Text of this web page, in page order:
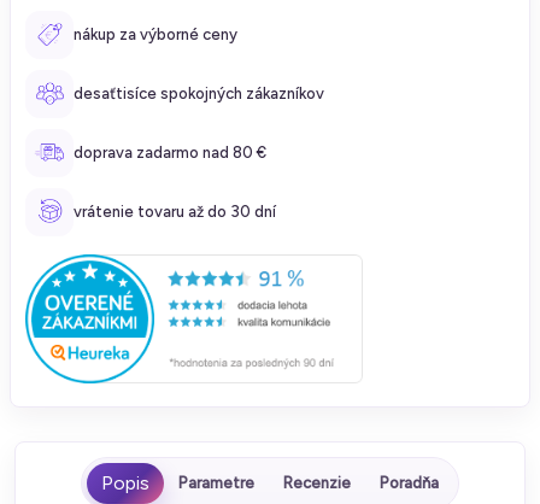
nákup za výborné ceny
desaťtisíce spokojných zákazníkov
doprava zadarmo nad 80 €
vrátenie tovaru až do 30 dní
Parametre Recenzie Poradňa